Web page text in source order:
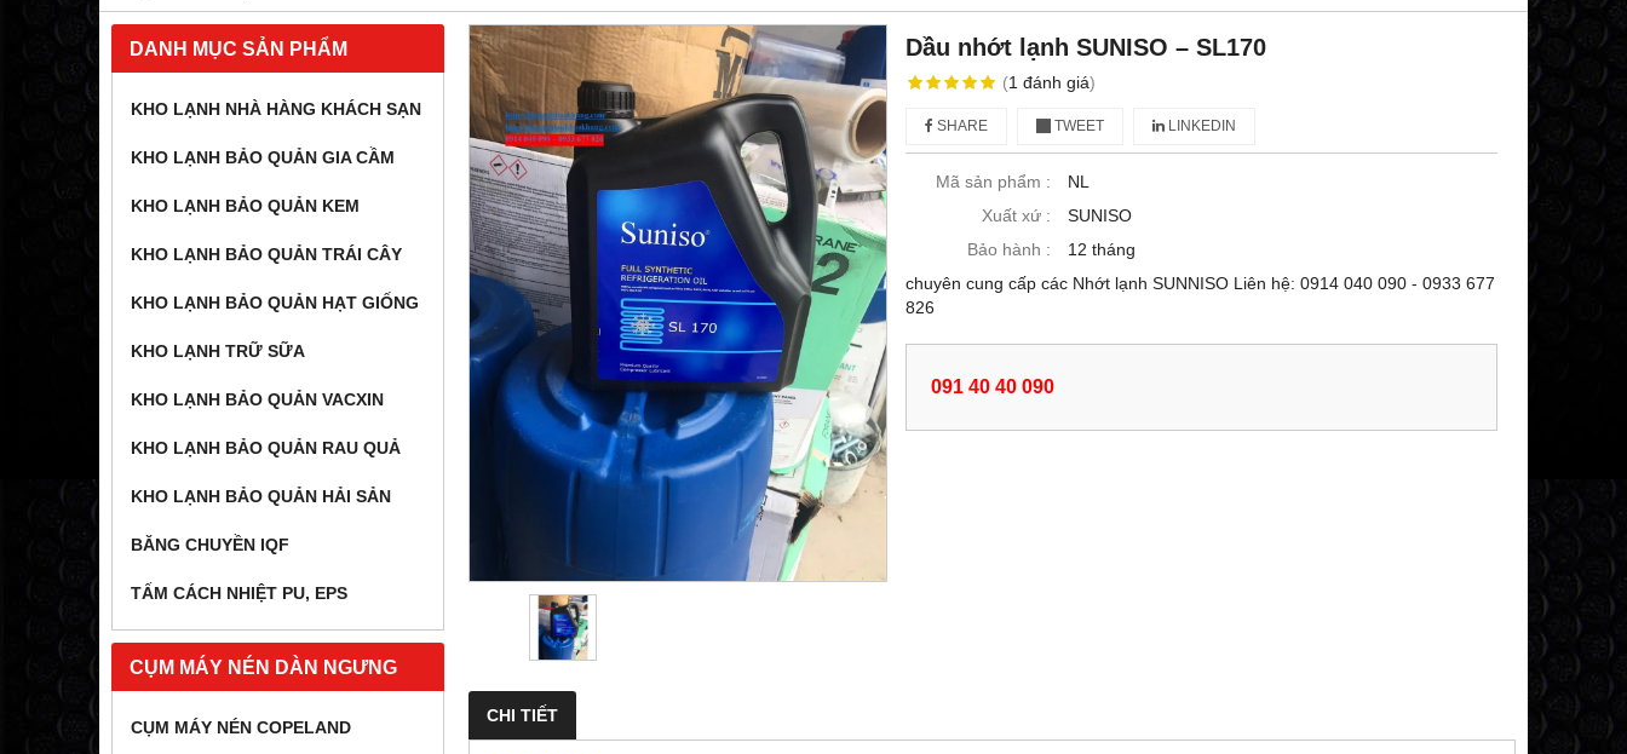
DANH MỤC SẢN PHẨM
KHO LẠNH NHÀ HÀNG KHÁCH SẠN
KHO LẠNH BẢO QUẢN GIA CẦM
KHO LẠNH BẢO QUẢN KEM
KHO LẠNH BẢO QUẢN TRÁI CÂY
KHO LẠNH BẢO QUẢN HẠT GIỐNG
KHO LẠNH TRỮ SỮA
KHO LẠNH BẢO QUẢN VACXIN
KHO LẠNH BẢO QUẢN RAU QUẢ
KHO LẠNH BẢO QUẢN HẢI SẢN
BĂNG CHUYỀN IQF
TẤM CÁCH NHIỆT PU, EPS
CỤM MÁY NÉN DÀN NGƯNG
CỤM MÁY NÉN COPELAND
Dầu nhớt lạnh SUNISO – SL170
(1 đánh giá)
SHARE TWEET LINKEDIN
Mã sản phẩm :
NL
Xuất xứ :
SUNISO
Bảo hành :
12 tháng
chuyên cung cấp các Nhớt lạnh SUNNISO Liên hệ: 0914 040 090 - 0933 677
826
091 40 40 090
CHI TIẾT